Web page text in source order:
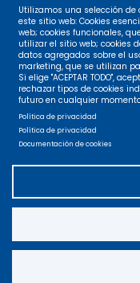
Contacto
Legal
Privacidad
Accesibilidad
Mapa web
Utilizamos una selección
este sitio web: Cookies
web; cookies funcionales,
utilizar el sitio web; cookies
datos agregados sobre el
marketing, que se utilizan
Si elige "ACEPTAR TODO",
rechazar tipos de cookies
futuro en cualquier
Política de privacidad
Política de privacidad
Documentación de cookies